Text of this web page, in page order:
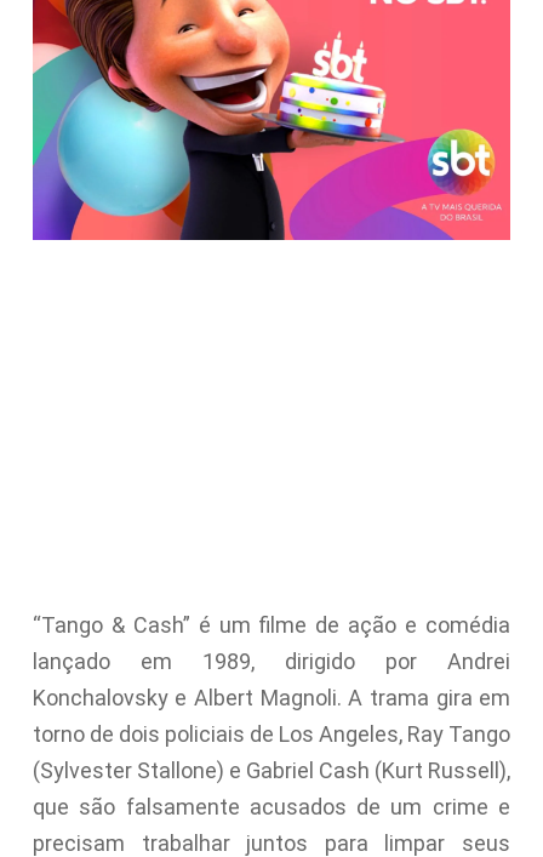
“Tango & Cash” é um filme de ação e comédia
lançado em 1989, dirigido por Andrei
Konchalovsky e Albert Magnoli. A trama gira em
torno de dois policiais de Los Angeles, Ray Tango
(Sylvester Stallone) e Gabriel Cash (Kurt Russell),
que são falsamente acusados de um crime e
precisam trabalhar juntos para limpar seus